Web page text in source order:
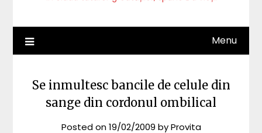
Menu
Se inmultesc bancile de celule din
sange din cordonul ombilical
Posted on19/02/2009 byProvita